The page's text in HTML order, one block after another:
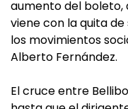
aumento del boleto,
viene con la quita
los movimientos
Alberto Fernández.
El cruce entre